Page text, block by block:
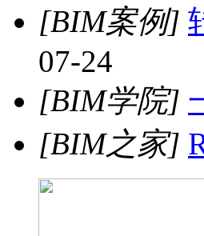
[BIM案例]
07-24
[BIM学院]
[BIM之家]